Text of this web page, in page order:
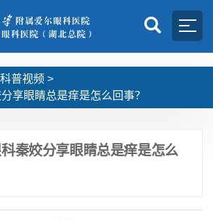
科普视频 >
享眼睛总是痒是怎么回事？
秦姣分享眼睛总是痒是怎么